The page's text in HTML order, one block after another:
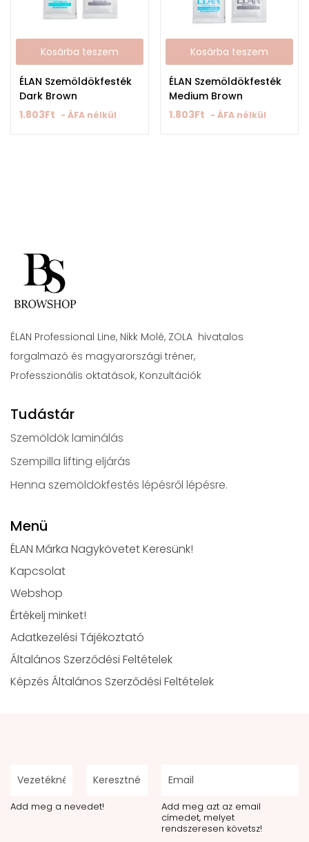
Kosárba teszem
ÉLAN Szemöldökfesték
Dark Brown
1.803Ft - ÁFA nélkül
Kosárba teszem
ÉLAN Szemöldökfesték
Medium Brown
1.803Ft - ÁFA nélkül
ÉLAN Professional Line, Nikk Molé, ZOLA hivatalos
forgalmazó és magyarországi tréner,
Professzionális oktatások, Konzultációk
Tudástár
Szemöldök laminálás
Szempilla lifting eljárás
Henna szemöldökfestés lépésről lépésre.
Menü
ÉLAN Márka Nagykövetet Keresünk!
Kapcsolat
Webshop
Értékelj minket!
Adatkezelési Tájékoztató
Általános Szerződési Feltételek
Képzés Általános Szerződési Feltételek
Add meg a nevedet!
Add meg azt az email
címedet, melyet
rendszeresen követsz!